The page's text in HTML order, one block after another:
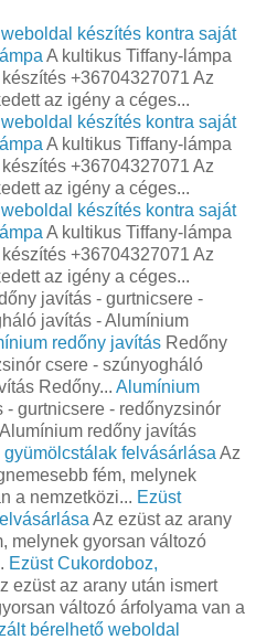
készítés kontra saját
A kultikus Tiffany-lámpa
+36704327071 Az
az igény a céges...
készítés kontra saját
A kultikus Tiffany-lámpa
+36704327071 Az
az igény a céges...
készítés kontra saját
A kultikus Tiffany-lámpa
+36704327071 Az
az igény a céges...
javítás - gurtnicsere -
javítás - Alumínium
redőny javítás Redőny
csere - szúnyogháló
Redőny... Alumínium
- gurtnicsere - redőnyzsinór
redőny javítás
felvásárlása Az
fém, melynek
a nemzetközi... Ezüst
Az ezüst az arany
melynek gyorsan változó
Ezüst Cukordoboz,
ezüst az arany után ismert
változó árfolyama van a
bérelhető weboldal